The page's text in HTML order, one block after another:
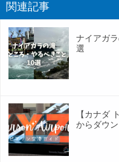
関連記事
ナイアガ
選
【カナダ
からダウ